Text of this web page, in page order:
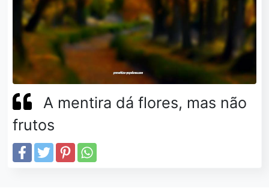
A mentira dá flores, mas não
frutos